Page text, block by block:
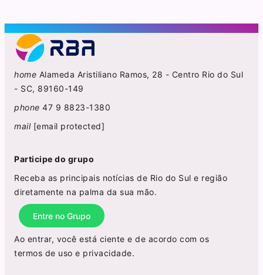
home Alameda Aristiliano Ramos, 28 - Centro Rio do Sul
- SC, 89160-149
phone 47 9 8823-1380
mail [email protected]
Participe do grupo
Receba as principais notícias de Rio do Sul e região
diretamente na palma da sua mão.
Entre no Grupo
Ao entrar, você está ciente e de acordo com os
termos de uso e privacidade.